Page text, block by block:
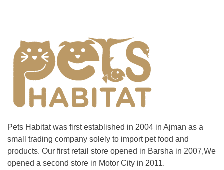
Pets Habitat was first established in 2004 in Ajman as a
small trading company solely to import pet food and
products. Our first retail store opened in Barsha in 2007,We
opened a second store in Motor City in 2011.